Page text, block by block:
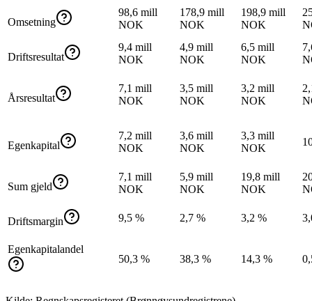
Omsetning
98,6 mill
NOK
178,9 mill
NOK
198,9 mill
NOK
Driftsresultat
9,4 mill
NOK
4,9 mill
NOK
6,5 mill
NOK
Årsresultat
7,1 mill
NOK
3,5 mill
NOK
3,2 mill
NOK
Egenkapital
7,2 mill
NOK
3,6 mill
NOK
3,3 mill
NOK
Sum gjeld
7,1 mill
NOK
5,9 mill
NOK
19,8 mill
NOK
Driftsmargin 9,5 % 2,7 % 3,2 %
Egenkapitalandel
50,3 %
38,3 % 14,3 %